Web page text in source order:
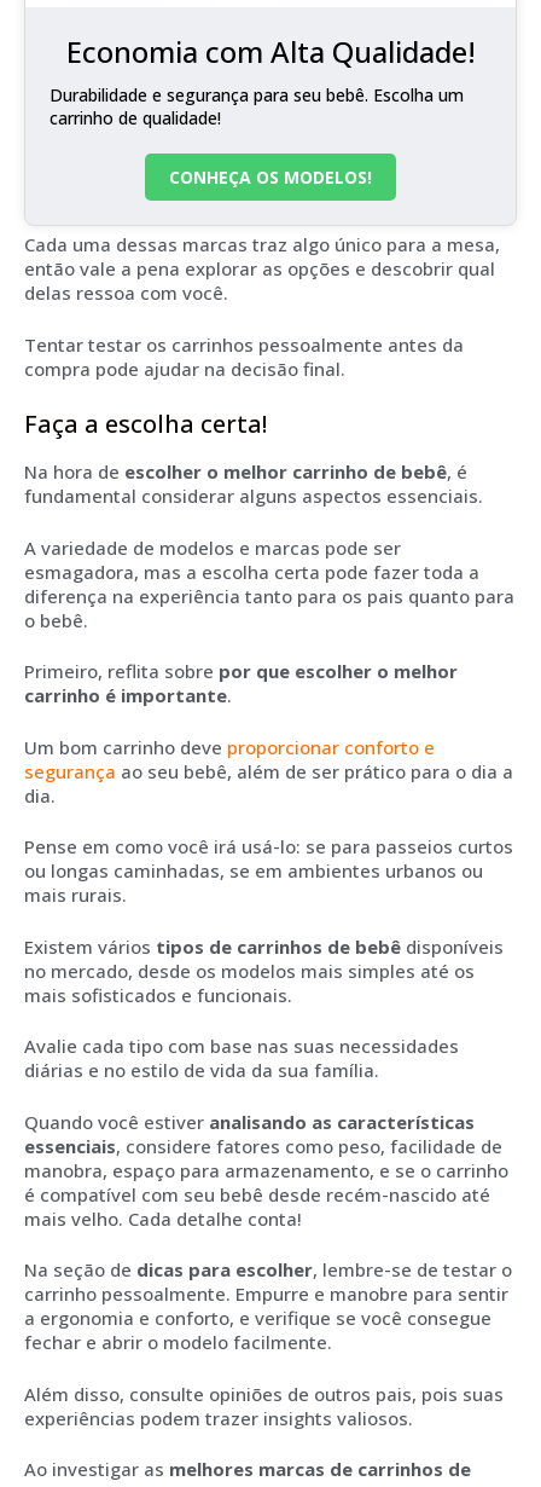
Economia com Alta Qualidade!
Durabilidade e segurança para seu bebê. Escolha um
carrinho de qualidade!
CONHEÇA OS MODELOS!
Cada uma dessas marcas traz algo único para a mesa,
então vale a pena explorar as opções e descobrir qual
delas ressoa com você.
Tentar testar os carrinhos pessoalmente antes da
compra pode ajudar na decisão final.
Faça a escolha certa!
Na hora de escolher o melhor carrinho de bebê, é
fundamental considerar alguns aspectos essenciais.
A variedade de modelos e marcas pode ser
esmagadora, mas a escolha certa pode fazer toda a
diferença na experiência tanto para os pais quanto para
o bebê.
Primeiro, reflita sobre por que escolher o melhor
carrinho é importante.
Um bom carrinho deve proporcionar conforto e
segurança ao seu bebê, além de ser prático para o dia a
dia.
Pense em como você irá usá-lo: se para passeios curtos
ou longas caminhadas, se em ambientes urbanos ou
mais rurais.
Existem vários tipos de carrinhos de bebê disponíveis
no mercado, desde os modelos mais simples até os
mais sofisticados e funcionais.
Avalie cada tipo com base nas suas necessidades
diárias e no estilo de vida da sua família.
Quando você estiver analisando as características
essenciais, considere fatores como peso, facilidade de
manobra, espaço para armazenamento, e se o carrinho
é compatível com seu bebê desde recém-nascido até
mais velho. Cada detalhe conta!
Na seção de dicas para escolher, lembre-se de testar o
carrinho pessoalmente. Empurre e manobre para sentir
a ergonomia e conforto, e verifique se você consegue
fechar e abrir o modelo facilmente.
Além disso, consulte opiniões de outros pais, pois suas
experiências podem trazer insights valiosos.
Ao investigar as melhores marcas de carrinhos de